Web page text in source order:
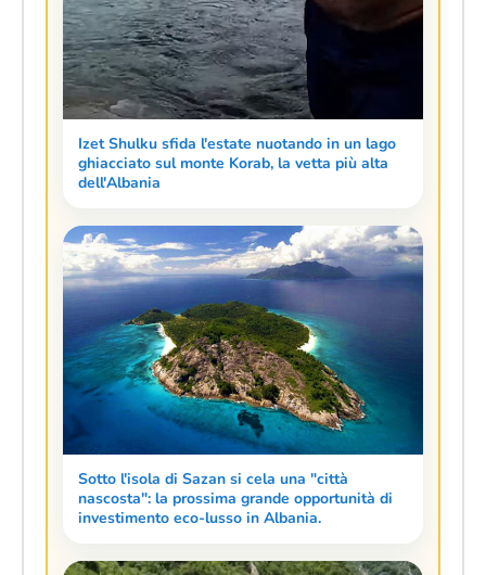
Izet Shulku sfida l'estate nuotando in un lago
ghiacciato sul monte Korab, la vetta più alta
dell'Albania
Sotto l'isola di Sazan si cela una "città
nascosta": la prossima grande opportunità di
investimento eco-lusso in Albania.